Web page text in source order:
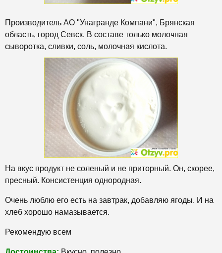
Производитель АО "Унагранде Компани", Брянская
область, город Севск. В составе только молочная
сыворотка, сливки, соль, молочная кислота.
На вкус продукт не соленый и не приторный. Он, скорее,
пресный. Консистенция однородная.
Очень люблю его есть на завтрак, добавляю ягоды. И на
хлеб хорошо намазывается.
Рекомендую всем